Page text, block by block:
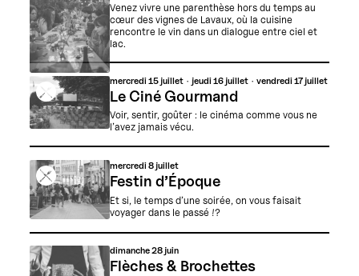
Venez vivre une parenthèse hors du temps au
cœur des vignes de Lavaux, où la cuisine
rencontre le vin dans un dialogue entre ciel et
lac.
mercredi15 juillet jeudi16 juillet vendredi17 juillet
Le Ciné Gourmand
Voir, sentir, goûter : le cinéma comme vous ne
l’avez jamais vécu.
mercredi8 juillet
Festin d’Époque
Et si, le temps d’une soirée, on vous faisait
voyager dans le passé !?
dimanche28 juin
Flèches & Brochettes